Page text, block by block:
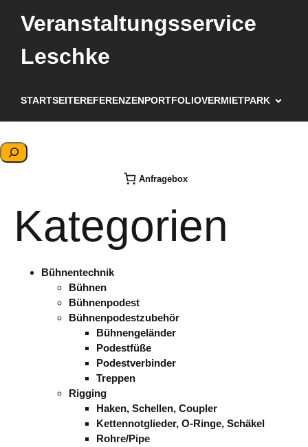
Veranstaltungsservice
Leschke
STARTSEITEREFERENZENPORTFOLIOVERMIETPARK
S
u
Anfragebox
Kategorien
Bühnentechnik
Bühnen
Bühnenpodest
Bühnenpodestzubehör
Bühnengeländer
Podestfüße
Podestverbinder
Treppen
Rigging
Haken, Schellen, Coupler
Kettennotglieder, O-Ringe, Schäkel
Rohre/Pipe